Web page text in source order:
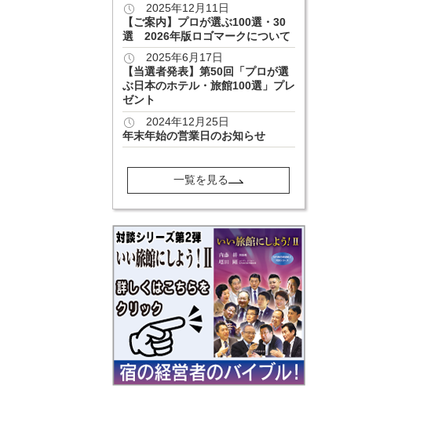
2025年12月11日
【ご案内】プロが選ぶ100選・30
選 2026年版ロゴマークについて
2025年6月17日
【当選者発表】第50回「プロが選
ぶ日本のホテル・旅館100選」プレ
ゼント
2024年12月25日
年末年始の営業日のお知らせ
一覧を見る